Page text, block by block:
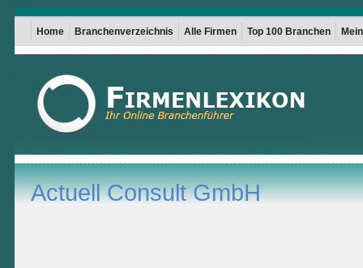
Home Branchenverzeichnis Alle Firmen Top 100 Branchen
Actuell Consult GmbH